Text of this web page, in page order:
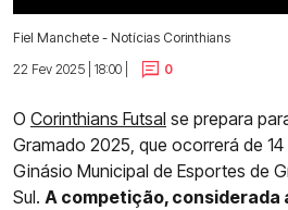
Fiel Manchete - Notícias Corinthians
22 Fev 2025 | 18:00 |
0
O Corinthians Futsal se prepara
Gramado 2025, que ocorrerá de
Ginásio Municipal de Esportes de
Sul. A competição, considerada